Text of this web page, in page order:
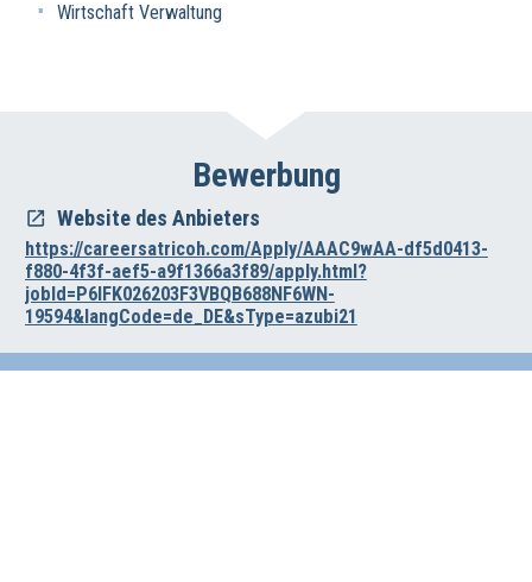
Wirtschaft Verwaltung
Bewerbung
Website des Anbieters
https://careersatricoh.com/Apply/AAAC9wAA-df5d0413-
f880-4f3f-aef5-a9f1366a3f89/apply.html?
jobId=P6IFK026203F3VBQB688NF6WN-
19594&langCode=de_DE&sType=azubi21